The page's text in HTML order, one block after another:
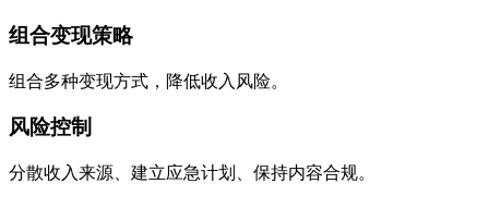
组合变现策略
组合多种变现方式，降低收入风险。
风险控制
分散收入来源、建立应急计划、保持内容合规。